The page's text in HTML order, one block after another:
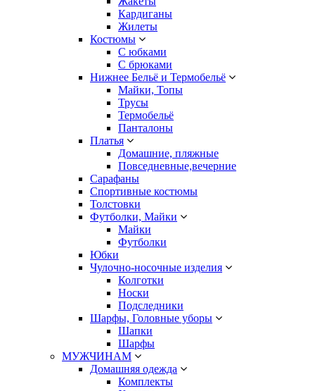
Кардиганы
Жилеты
Костюмы
С юбками
С брюками
Нижнее Бельё и Термобельё
Майки, Топы
Трусы
Термобельё
Панталоны
Платья
Домашние, пляжные
Повседневные,вечерние
Сарафаны
Спортивные костюмы
Толстовки
Футболки, Майки
Майки
Футболки
Юбки
Чулочно-носочные изделия
Колготки
Носки
Подследники
Шарфы, Головные уборы
Шапки
Шарфы
МУЖЧИНАМ
Домашняя одежда
Комплекты